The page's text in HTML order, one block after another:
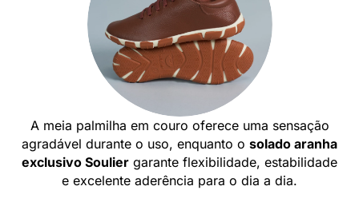
A meia palmilha em couro oferece uma sensação
agradável durante o uso, enquanto o solado aranha
exclusivo Soulier garante flexibilidade, estabilidade
e excelente aderência para o dia a dia.